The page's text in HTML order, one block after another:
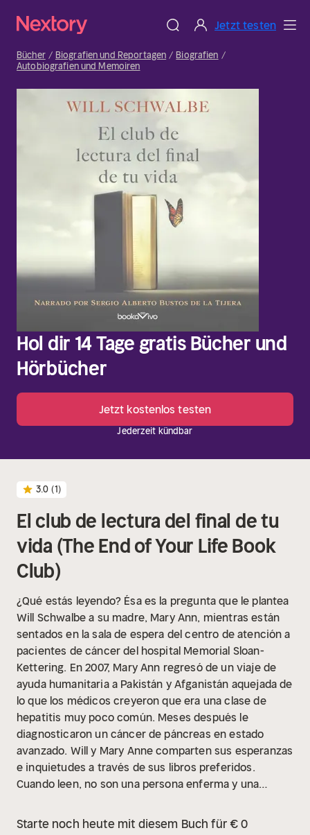
Jetzt testen
Bücher Biografien und Reportagen
Biografien
Autobiografien und Memoiren
Hol dir 14 Tage gratis Bücher und
Hörbücher
Jetzt kostenlos testen
Jederzeit kündbar
3.0 (1)
El club de lectura del final de tu
vida (The End of Your Life Book
Club)
¿Qué estás leyendo? Ésa es la pregunta que le plantea
Will Schwalbe a su madre, Mary Ann, mientras están
sentados en la sala de espera del centro de atención a
pacientes de cáncer del hospital Memorial Sloan-
Kettering. En 2007, Mary Ann regresó de un viaje de
ayuda humanitaria a Pakistán y Afganistán aquejada de
lo que los médicos creyeron que era una clase de
hepatitis muy poco común. Meses después le
diagnosticaron un cáncer de páncreas en estado
avanzado. Will y Mary Anne comparten sus esperanzas
e inquietudes a través de sus libros preferidos.
Cuando leen, no son una persona enferma y una
juntos.
Starte noch heute mit diesem Buch für € 0